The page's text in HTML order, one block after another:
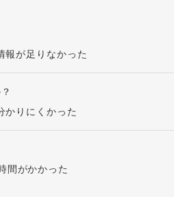
報が足りなかった
かりにくかった
間がかかった